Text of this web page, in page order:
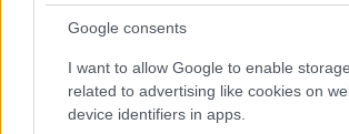
Google consents
I want to allow Google to enable storage
related to advertising like cookies on
device identifiers in apps.